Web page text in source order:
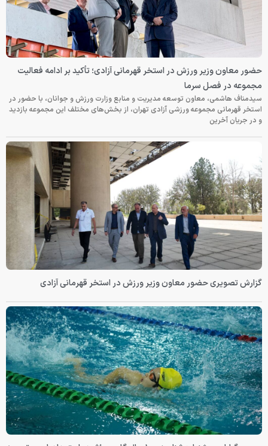
حضور معاون وزیر ورزش در استخر قهرمانی آزادی؛ تأکید بر ادامه فعالیت
مجموعه در فصل سرما
سیدمناف هاشمی، معاون توسعه مدیریت و منابع وزارت ورزش و جوانان، با حضور در
استخر قهرمانی مجموعه ورزشی آزادی تهران، از بخش‌های مختلف این مجموعه بازدید
و در جریان آخرین
گزارش تصویری حضور معاون وزیر ورزش در استخر قهرمانی آزادی